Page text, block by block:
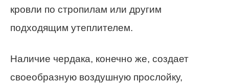
кровли по стропилам или другим
подходящим утеплителем.
Наличие чердака, конечно же, создает
своеобразную воздушную прослойку,